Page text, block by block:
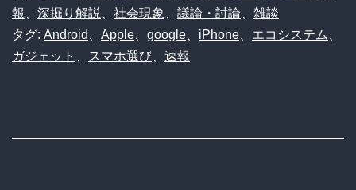
争】
「道
具
報 、 深掘り解説、 社会現象、 議論・討論、 雑談
タグ: Android 、 Apple、 google、 iPhone、 エコシステム、
ガジェット 、 スマホ選び、 速報